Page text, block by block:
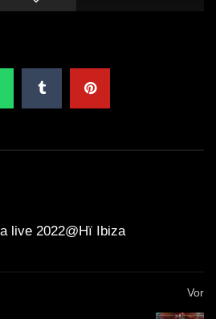
live 2022@Hï Ibiza
Vor